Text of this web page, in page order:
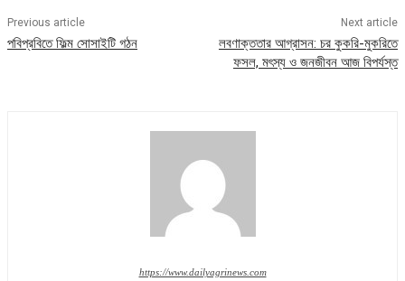
Previous article
পবিপ্রবিতে ফিল্ম সোসাইটি গঠন
Next article
লবণাক্ততার আগ্রাসন: চর কুকরি-মুকরিতে
ফসল, মৎস্য ও জনজীবন আজ বিপর্যস্ত
https://www.dailyagrinews.com